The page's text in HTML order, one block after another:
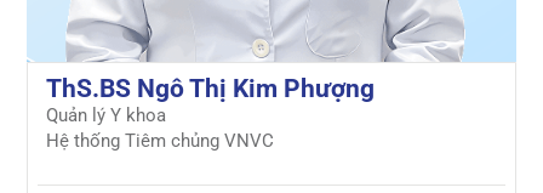
ThS.BS Ngô Thị Kim Phượng
Quản lý Y khoa
Hệ thống Tiêm chủng VNVC